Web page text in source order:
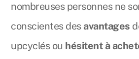
nombreuses personnes ne
conscientes des avantages
upcyclés ou hésitent à